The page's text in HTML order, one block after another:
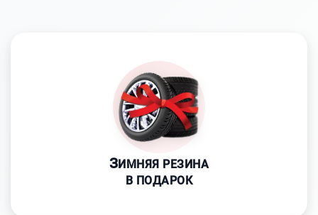
ЗИМНЯЯ РЕЗИНА
В ПОДАРОК